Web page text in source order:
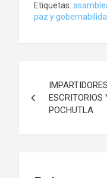
Etiquetas:
paz y
de
POCHUTLA